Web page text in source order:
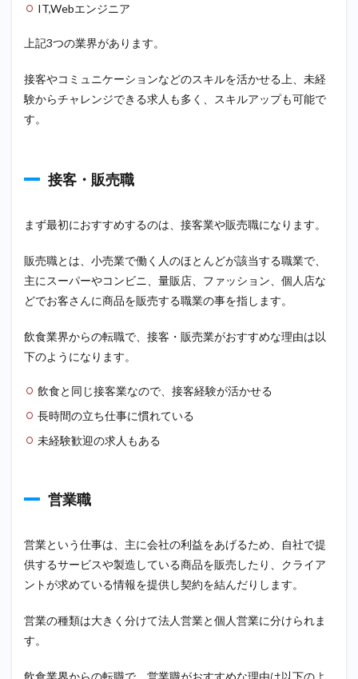
IT,Webエンジニア
上記3つの業界があります。
接客やコミュニケーションなどのスキルを活かせる上、未経
験からチャレンジできる求人も多く、スキルアップも可能で
す。
接客・販売職
まず最初におすすめするのは、接客業や販売職になります。
販売職とは、小売業で働く人のほとんどが該当する職業で、
主にスーパーやコンビニ、量販店、ファッション、個人店な
どでお客さんに商品を販売する職業の事を指します。
飲食業界からの転職で、接客・販売業がおすすめな理由は以
下のようになります。
飲食と同じ接客業なので、接客経験が活かせる
長時間の立ち仕事に慣れている
未経験歓迎の求人もある
営業職
営業という仕事は、主に会社の利益をあげるため、自社で提
供するサービスや製造している商品を販売したり、クライア
ントが求めている情報を提供し契約を結んだりします。
営業の種類は大きく分けて法人営業と個人営業に分けられま
す。
飲食業界からの転職で、営業職がおすすめな理由は以下のよ